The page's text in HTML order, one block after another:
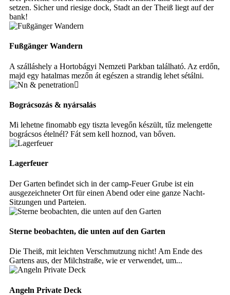
setzen. Sicher und riesige dock, Stadt an der Theiß liegt auf der
bank!
Fußgänger Wandern
A szálláshely a Hortobágyi Nemzeti Parkban található. Az erdőn,
majd egy hatalmas mezőn át egészen a strandig lehet sétálni.
Bográcsozás & nyársalás
Mi lehetne finomabb egy tiszta levegőn készült, tűz melengette
bográcsos ételnél? Fát sem kell hoznod, van bőven.
Lagerfeuer
Der Garten befindet sich in der camp-Feuer Grube ist ein
ausgezeichneter Ort für einen Abend oder eine ganze Nacht-
Sitzungen und Parteien.
Sterne beobachten, die unten auf den Garten
Die Theiß, mit leichten Verschmutzung nicht! Am Ende des
Gartens aus, der Milchstraße, wie er verwendet, um...
Angeln Private Deck